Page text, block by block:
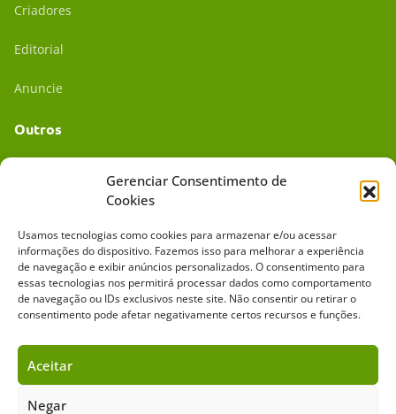
Gerenciar Consentimento de
Cookies
Usamos tecnologias como cookies para armazenar e/ou acessar
informações do dispositivo. Fazemos isso para melhorar a experiência
de navegação e exibir anúncios personalizados. O consentimento para
essas tecnologias nos permitirá processar dados como comportamento
de navegação ou IDs exclusivos neste site. Não consentir ou retirar o
consentimento pode afetar negativamente certos recursos e funções.
Aceitar
Negar
Criadores
Editorial
Anuncie
Outros
Mídia Kit
Sobre o Cavalus Leilões Anuncie